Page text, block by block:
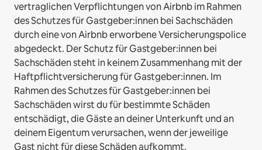
vertraglichen Verpflichtungen von Airbnb im Rahmen
des Schutzes für Gastgeber:innen bei Sachschäden
durch eine von Airbnb erworbene Versicherungspolice
abgedeckt. Der Schutz für Gastgeber:innen bei
Sachschäden steht in keinem Zusammenhang mit der
Haftpflichtversicherung für Gastgeber:innen. Im
Rahmen des Schutzes für Gastgeber:innen bei
Sachschäden wirst du für bestimmte Schäden
entschädigt, die Gäste an deiner Unterkunft und an
deinem Eigentum verursachen, wenn der jeweilige
Gast nicht für diese Schäden aufkommt.